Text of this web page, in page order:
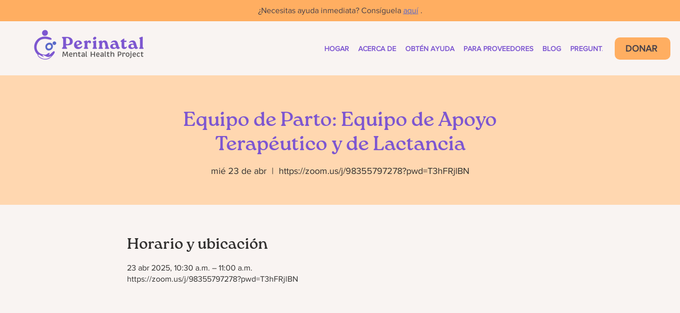
¿Necesitas ayuda inmediata? Consíguela aquí.
HOGAR ACERCA DE OBTÉN AYUDA PARA PROVEEDORES BLOG PREGUNTAS FRECUENTES
DONAR
Equipo de Parto: Equipo de Apoyo
Terapéutico y de Lactancia
mié 23 de abr
  |
https://zoom.us/j/98355797278?pwd=T3hFRjlBN
Horario y ubicación
23 abr 2025, 10:30 a.m. – 11:00 a.m.
https://zoom.us/j/98355797278?pwd=T3hFRjlBN